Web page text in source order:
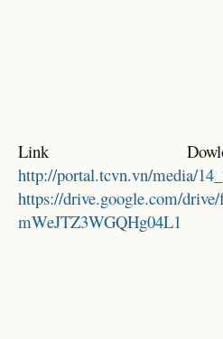
Link
http://portal.tcvn.vn/media/
https://drive.google.com/
mWeJTZ3WGQHg04L1